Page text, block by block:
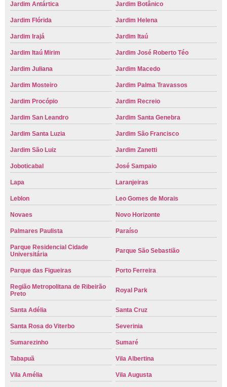
Jardim Antártica Jardim Botânico
Jardim Flórida Jardim Helena
Jardim Irajá Jardim Itaú
Jardim Itaú Mirim Jardim José Roberto Téo
Jardim Juliana Jardim Macedo
Jardim Mosteiro Jardim Palma Travassos
Jardim Procópio Jardim Recreio
Jardim San Leandro Jardim Santa Genebra
Jardim Santa Luzia Jardim São Francisco
Jardim São Luiz Jardim Zanetti
Joboticabal José Sampaio
Lapa Laranjeiras
Leblon Leo Gomes de Morais
Novaes Novo Horizonte
Palmares Paulista Paraíso
Parque Residencial Cidade
Universitária
Parque São Sebastião
Parque das Figueiras Porto Ferreira
Região Metropolitana de Ribeirão
Preto
Royal Park
Santa Adélia Santa Cruz
Santa Rosa do Viterbo Severinia
Sumarezinho Sumaré
Tabapuã Vila Albertina
Vila Amélia Vila Augusta